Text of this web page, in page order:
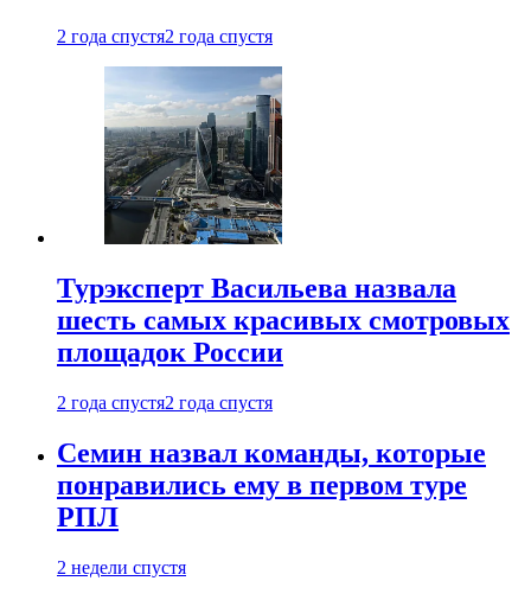
2 года спустя2 года спустя
Турэксперт Васильева назвала
шесть самых красивых смотровых
площадок России
2 года спустя2 года спустя
Семин назвал команды, которые
понравились ему в первом туре
РПЛ
2 недели спустя